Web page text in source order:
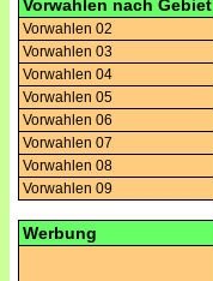
Vorwahlen nach Gebiet
Vorwahlen 02
Vorwahlen 03
Vorwahlen 04
Vorwahlen 05
Vorwahlen 06
Vorwahlen 07
Vorwahlen 08
Vorwahlen 09
Werbung